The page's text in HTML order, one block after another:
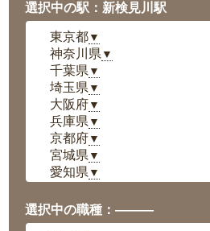
選択中の駅：新検見川駅
東京都▼
神奈川県 ▼
千葉県 ▼
埼玉県 ▼
大阪府▼
兵庫県 ▼
京都府▼
宮城県 ▼
愛知県 ▼
岡山県▼
広島県▼
選択中の職種：———